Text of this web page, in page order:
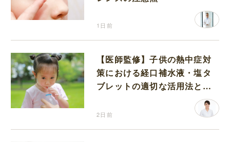
1日前
【医師監修】子供の熱中症対
策における経口補水液・塩タ
ブレットの適切な活用法と水
2日前